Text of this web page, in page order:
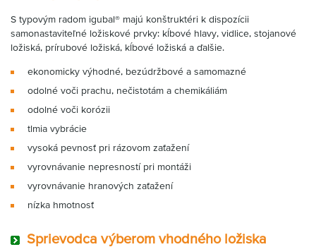
S typovým radom igubal® majú konštruktéri k dispozícii
samonastaviteľné ložiskové prvky: kĺbové hlavy, vidlice, stojanové
ložiská, prírubové ložiská, kĺbové ložiská a ďalšie.
ekonomicky výhodné, bezúdržbové a samomazné
odolné voči prachu, nečistotám a chemikáliám
odolné voči korózii
tlmia vybrácie
vysoká pevnosť pri rázovom zaťažení
vyrovnávanie nepresností pri montáži
vyrovnávanie hranových zaťažení
nízka hmotnosť
Sprievodca výberom vhodného ložiska